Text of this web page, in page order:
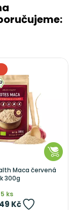
Maca červená
300g
ks
Kč